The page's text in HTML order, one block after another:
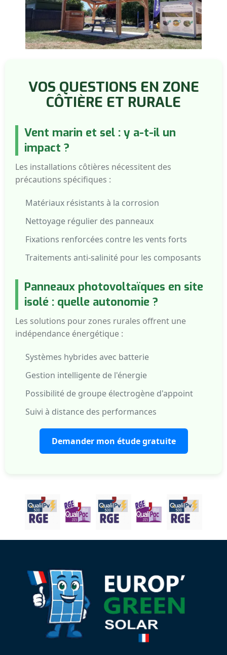
VOS QUESTIONS EN ZONE
CÔTIÈRE ET RURALE
Vent marin et sel : y a-t-il un
impact ?
Les installations côtières nécessitent des
précautions spécifiques :
Matériaux résistants à la corrosion
Nettoyage régulier des panneaux
Fixations renforcées contre les vents forts
Traitements anti-salinité pour les composants
Panneaux photovoltaïques en site
isolé : quelle autonomie ?
Les solutions pour zones rurales offrent une
indépendance énergétique :
Systèmes hybrides avec batterie
Gestion intelligente de l'énergie
Possibilité de groupe électrogène d'appoint
Suivi à distance des performances
Demander mon étude gratuite